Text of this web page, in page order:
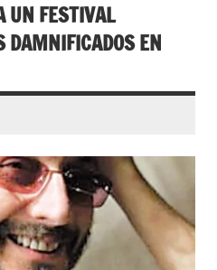
UN FESTIVAL
DAMNIFICADOS EN